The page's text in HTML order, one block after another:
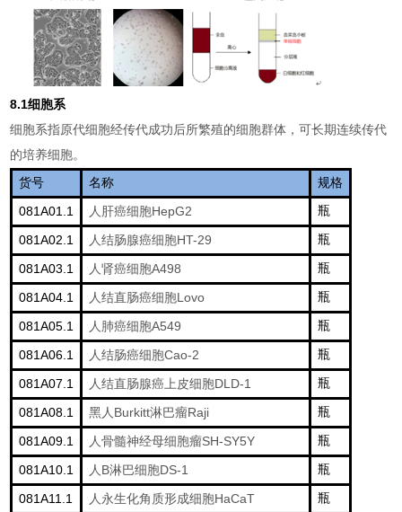
8.1细胞系
细胞系指原代细胞经传代成功 后所繁殖的细胞群体，可长期连续传代
的培养细胞。
货号 名称 规格
081A01.1 人肝癌细胞HepG2 瓶
081A02.1 人结肠腺癌细胞HT-29 瓶
081A03.1 人肾癌细胞A498 瓶
081A04.1 人结直肠癌细胞Lovo 瓶
081A05.1 人肺癌细胞A549 瓶
081A06.1 人结肠癌细胞Cao-2 瓶
081A07.1 人结直肠腺癌上皮细胞DLD-1 瓶
081A08.1 黑人 Burkitt淋巴瘤Raji 瓶
081A09.1 人骨髓神经母细胞瘤SH-SY5Y 瓶
081A10.1 人 B淋巴细胞DS-1 瓶
081A11.1 人永生化角质形成细胞HaCaT 瓶